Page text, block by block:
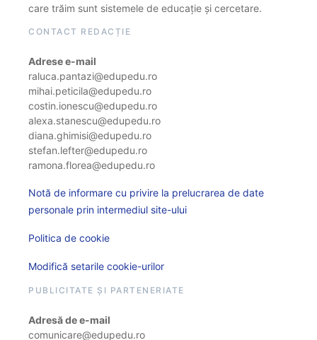
care trăim sunt sistemele de educație și cercetare.
CONTACT REDACȚIE
Adrese e-mail
raluca.pantazi@edupedu.ro
mihai.peticila@edupedu.ro
costin.ionescu@edupedu.ro
alexa.stanescu@edupedu.ro
diana.ghimisi@edupedu.ro
stefan.lefter@edupedu.ro
ramona.florea@edupedu.ro
Notă de informare cu privire la prelucrarea de date
personale prin intermediul site-ului
Politica de cookie
Modifică setarile cookie-urilor
PUBLICITATE ȘI PARTENERIATE
Adresă de e-mail
comunicare@edupedu.ro